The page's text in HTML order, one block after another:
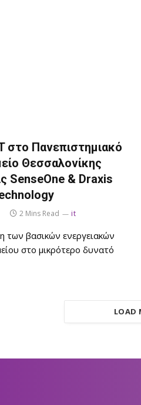
στο Πανεπιστημιακό
Θεσσαλονίκης
SenseOne & Draxis
2 Mins Read it
των βασικών ενεργειακών
στο μικρότερο δυνατό
LOAD